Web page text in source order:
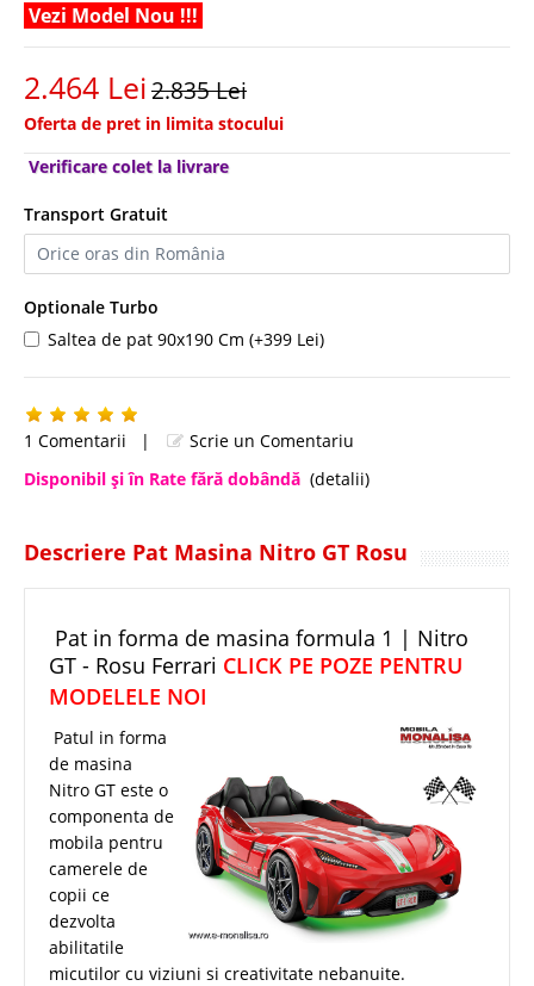
Vezi Model Nou !!!
2.464 Lei2.835 Lei
Oferta de pret in limita stocului
Verificare colet la livrare
Transport Gratuit
Optionale Turbo
Saltea de pat 90x190 Cm (+399 Lei)
1 Comentarii |
Scrie un Comentariu
Disponibil şi în Rate fără dobândă (detalii)
Descriere Pat Masina Nitro GT Rosu
Pat in forma de masina formula 1 | Nitro
GT - Rosu Ferrari CLICK PE POZE PENTRU
MODELELE NOI
Patul in forma
de masina
Nitro GT este o
componenta de
mobila pentru
camerele de
copii ce
dezvolta
abilitatile
micutilor cu viziuni si creativitate nebanuite.